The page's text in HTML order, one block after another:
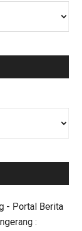
- Portal Berita
: